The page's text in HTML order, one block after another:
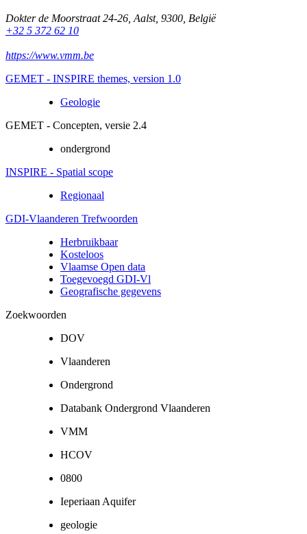
Dokter de Moorstraat 24-26 Aalst, 9300 België
+32 5 372 62 10
https://www.vmm.be
GEMET - INSPIRE themes, version 1.0
Geologie
GEMET - Concepten, versie 2.4
ondergrond
INSPIRE - Spatial scope
Regionaal
GDI-Vlaanderen Trefwoorden
Herbruikbaar
Kosteloos
Vlaamse Open data
Toegevoegd GDI-Vl
Geografische gegevens
Zoekwoorden
DOV
Vlaanderen
Ondergrond
Databank Ondergrond Vlaanderen
VMM
HCOV
0800
Ieperiaan Aquifer
geologie